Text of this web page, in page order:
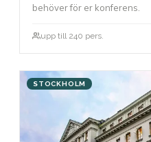
behöver för er konferens.
upp till 240 pers.
STOCKHOLM